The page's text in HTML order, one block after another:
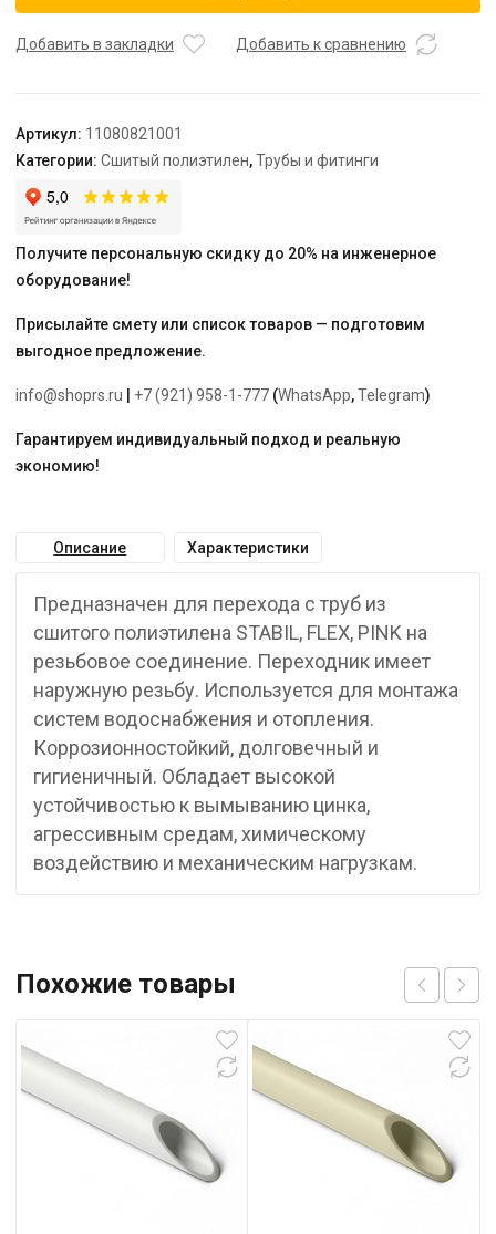
16,
с
уменьшенным
торцевым
проходом
Добавить в закладки Добавить к сравнению
Артикул: 11080821001
Категории: Сшитый полиэтилен,Трубы и фитинги
Получите персональную скидку до 20% на инженерное
оборудование!
Присылайте смету или список товаров — подготовим
выгодное предложение.
info@shoprs.ru +7 (921) 958-1-777 (WhatsApp,Telegram)
Гарантируем индивидуальный подход и реальную
экономию!
Описание Характеристики
Предназначен для перехода с труб из
сшитого полиэтилена STABIL, FLEX, PINK на
резьбовое соединение. Переходник имеет
наружную резьбу. Используется для монтажа
систем водоснабжения и отопления.
Коррозионностойкий, долговечный и
гигиеничный. Обладает высокой
устойчивостью к вымыванию цинка,
агрессивным средам, химическому
воздействию и механическим нагрузкам.
Похожие товары